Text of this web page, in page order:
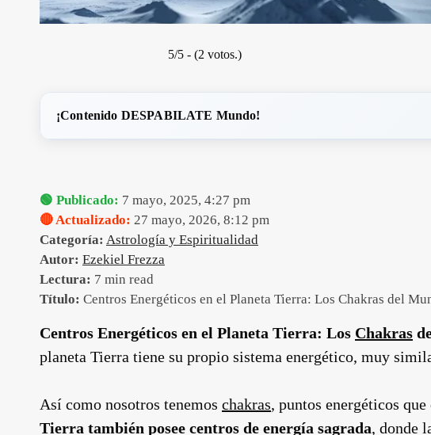
5/5 - (2 votos.)
¡Contenido DESPABILATE Mundo!
🟢 Publicado: 7 mayo, 2025, 4:27 pm
🔴 Actualizado: 27 mayo, 2026, 8:12 pm
Categoría: Astrología y Espiritualidad
Autor: Ezekiel Frezza
Lectura: 7 min read
Título: Centros Energéticos en el Planeta Tierra: Los Chakras del
Centros Energéticos en el Planeta Tierra: Los Chakras
planeta Tierra tiene su propio sistema energético, muy
Así como nosotros tenemos chakras, puntos energéticos
Tierra también posee centros de energía sagrada, donde